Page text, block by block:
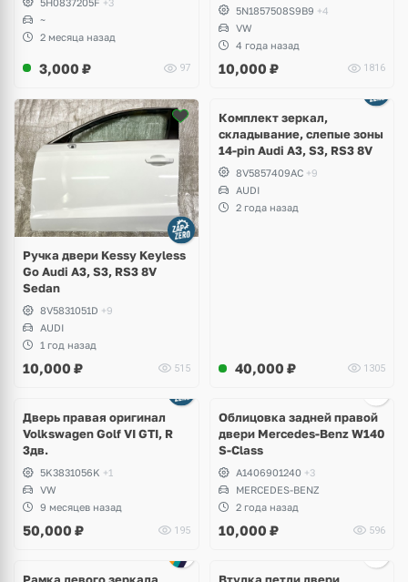
~
2 месяца назад
3,000 ₽ 97
Volkswagen Tiguan 1
5N1857508S9B9 +4
VW
4 года назад
10,000 ₽ 1816
Ручка двери Kessy Keyless
Go Audi A3, S3, RS3 8V
Sedan
8V5831051D +9
AUDI
1 год назад
10,000 ₽ 515
Комплект зеркал,
складывание, слепые зоны
14-pin Audi A3, S3, RS3 8V
8V5857409AC +9
AUDI
2 года назад
40,000 ₽ 1305
Дверь правая оригинал
Volkswagen Golf VI GTI, R
3дв.
5K3831056K +1
VW
9 месяцев назад
50,000 ₽ 195
Облицовка задней правой
двери Mercedes-Benz W140
S-Class
A1406901240 +3
MERCEDES-BENZ
2 года назад
10,000 ₽ 596